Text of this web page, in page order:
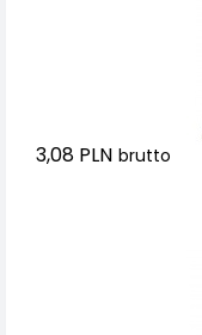
3,08 PLN brutto